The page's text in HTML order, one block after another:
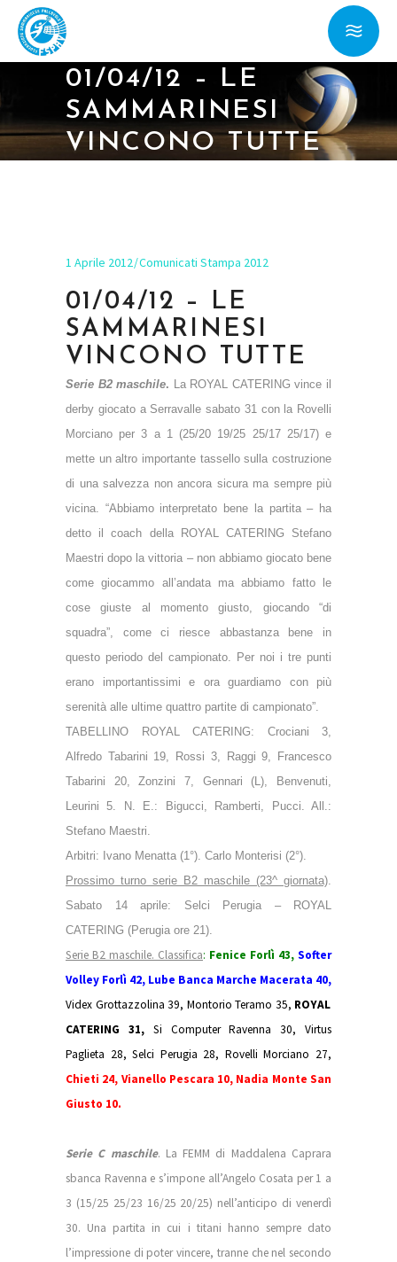
01/04/12 – LE
SAMMARINESI
VINCONO TUTTE
1 Aprile 2012 Comunicati Stampa 2012
01/04/12 – LE
SAMMARINESI
VINCONO TUTTE
Serie B2 maschile. La ROYAL CATERING vince il
derby giocato a Serravalle sabato 31 con la Rovelli
Morciano per 3 a 1 (25/20 19/25 25/17 25/17) e
mette un altro importante tassello sulla costruzione
di una salvezza non ancora sicura ma sempre più
vicina. “Abbiamo interpretato bene la partita – ha
detto il coach della ROYAL CATERING Stefano
Maestri dopo la vittoria – non abbiamo giocato bene
come giocammo all’andata ma abbiamo fatto le
cose giuste al momento giusto, giocando “di
squadra”, come ci riesce abbastanza bene in
questo periodo del campionato. Per noi i tre punti
erano importantissimi e ora guardiamo con più
serenità alle ultime quattro partite di campionato”.
TABELLINO ROYAL CATERING: Crociani 3,
Alfredo Tabarini 19, Rossi 3, Raggi 9, Francesco
Tabarini 20, Zonzini 7, Gennari (L), Benvenuti,
Leurini 5. N. E.: Bigucci, Ramberti, Pucci. All.:
Stefano Maestri.
Arbitri: Ivano Menatta (1°). Carlo Monterisi (2°).
Prossimo turno serie B2 maschile (23^ giornata).
Sabato 14 aprile: Selci Perugia – ROYAL
CATERING (Perugia ore 21).
Serie B2 maschile. Classifica: Fenice Forlì 43, Softer
Volley Forlì 42, Lube Banca Marche Macerata 40,
Videx Grottazzolina 39, Montorio Teramo 35, ROYAL
CATERING 31,Si Computer Ravenna 30, Virtus
Paglieta 28, Selci Perugia 28, Rovelli Morciano 27,
Chieti 24, Vianello Pescara 10, Nadia Monte San
Giusto 10.
Serie C maschile. La FEMM di Maddalena Caprara
sbanca Ravenna e s’impone all’Angelo Cosata per 1 a
3 (15/25 25/23 16/25 20/25) nell’anticipo di venerdì
30. Una partita in cui i titani hanno sempre dato
l’impressione di poter vincere, tranne che nel secondo